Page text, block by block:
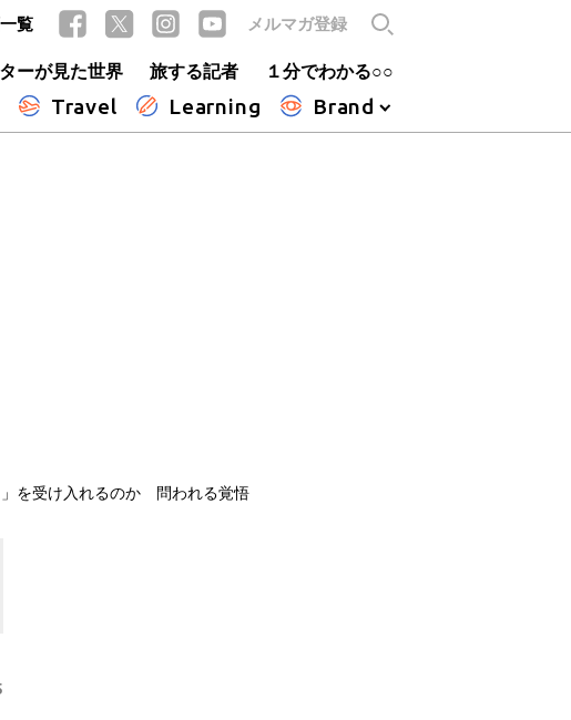
ーが見た世界 旅する記者 １分でわかる○○
Travel Learning Brand
覧 メルマガ登録
」を受け入れるのか 問われる覚悟